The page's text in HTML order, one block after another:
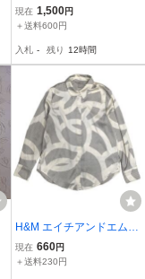
タイ ブラウス シャツ 長
袖 黒 大きいサイズ L レデ
現在 1,500円
＋送料600円
入札 - 残り 12時間
H&M エイチアンドエム
長袖シャツ ブラウス 総柄
柄シャツ ポリシャツ スト
現在 660円
＋送料230円